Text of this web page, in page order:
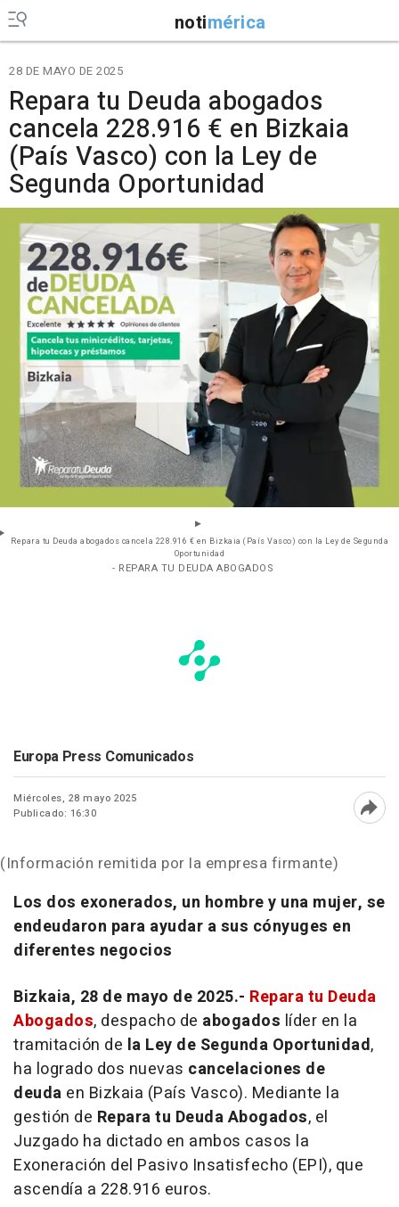
notimérica
28 DE MAYO DE 2025
Repara tu Deuda abogados
cancela 228.916 € en Bizkaia
(País Vasco) con la Ley de
Segunda Oportunidad
Repara tu Deuda abogados cancela 228.916 € en Bizkaia (País Vasco) con la Ley de Segunda
Oportunidad
- REPARA TU DEUDA ABOGADOS
Europa Press Comunicados
Miércoles, 28 mayo 2025
Publicado: 16:30
(Información remitida por la empresa firmante)
Los dos exonerados, un hombre y una mujer, se
endeudaron para ayudar a sus cónyuges en
diferentes negocios
Bizkaia, 28 de mayo de 2025.- Repara tu Deuda
Abogados, despacho de abogados líder en la
tramitación de la Ley de Segunda Oportunidad,
ha logrado dos nuevas cancelaciones de
deuda en Bizkaia (País Vasco). Mediante la
gestión de Repara tu DeudaAbogados, el
Juzgado ha dictado en ambos casos la
Exoneración del Pasivo Insatisfecho (EPI), que
ascendía a 228.916 euros.